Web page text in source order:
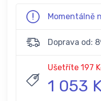
Momentálně
Doprava od:
Ušetříte 197
1 053